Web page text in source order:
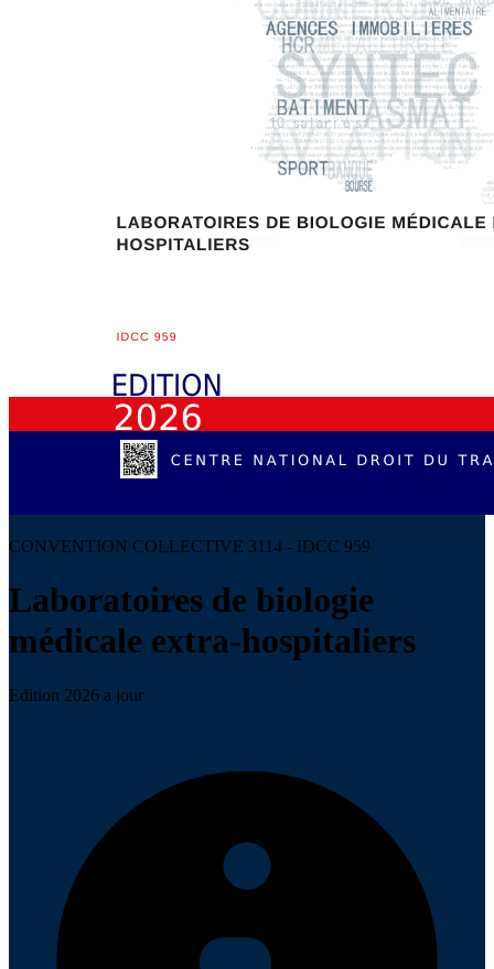
CONVENTION COLLECTIVE 3114 - IDCC 959
Laboratoires de biologie
médicale extra-hospitaliers
Edition 2026 a jour